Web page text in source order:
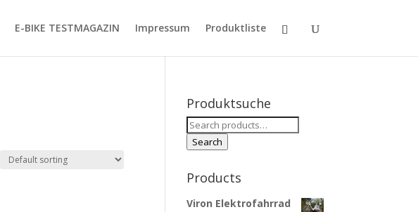
E-BIKE TESTMAGAZIN Impressum Produktliste
Produktsuche
Search
for:
Search
Products
Viron Elektrofahrrad